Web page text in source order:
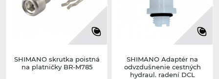
SHIMANO skrutka poistná
na platničky BR-M785
SHIMANO Adaptér na
odvzdušnenie cestných
hydraul. radení DCL